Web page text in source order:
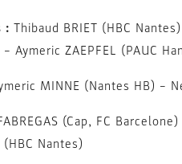
: Thibaud BRIET (HBC
– Aymeric ZAEPFEL (PAUC
MINNE (Nantes HB) –
(Cap, FC
(HBC Nantes)